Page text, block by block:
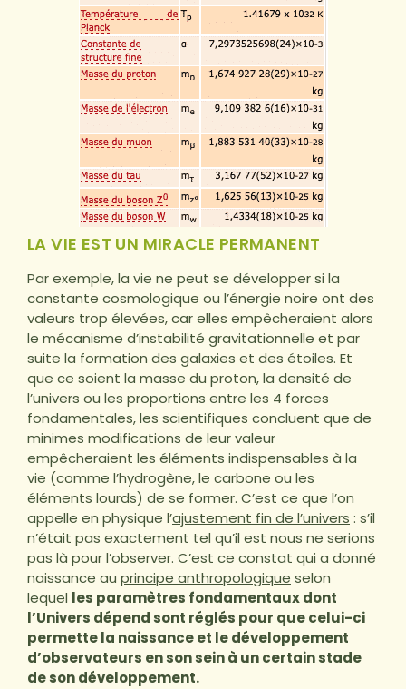
LA VIE EST UN MIRACLE PERMANENT
Par exemple, la vie ne peut se développer si la
constante cosmologique ou l’énergie noire ont des
valeurs trop élevées, car elles empêcheraient alors
le mécanisme d’instabilité gravitationnelle et par
suite la formation des galaxies et des étoiles. Et
que ce soient la masse du proton, la densité de
l’univers ou les proportions entre les 4 forces
fondamentales, les scientifiques concluent que de
minimes modifications de leur valeur
empêcheraient les éléments indispensables à la
vie (comme l’hydrogène, le carbone ou les
éléments lourds) de se former. C’est ce que l’on
appelle en physique l’ajustement fin de l’univers : s’il
n’était pas exactement tel qu’il est nous ne serions
pas là pour l’observer. C’est ce constat qui a donné
naissance au principe anthropologique selon
lequel les paramètres fondamentaux dont
l’Univers dépend sont réglés pour que celui-ci
permette la naissance et le développement
d’observateurs en son sein à un certain stade
de son développement.